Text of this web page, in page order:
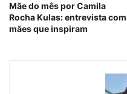
Mãe do mês por Camila
Rocha Kulas: entrevista com
mães que inspiram